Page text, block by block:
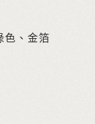
色、金箔